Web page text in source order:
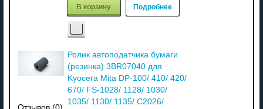
В корзину Подробнее
Ролик автоподатчика бумаги
(резинка) 3BR07040 для
Kyocera Mita DP-100/ 410/ 420/
670/ FS-1028/ 1128/ 1030/
1035/ 1130/ 1135/ C2026/